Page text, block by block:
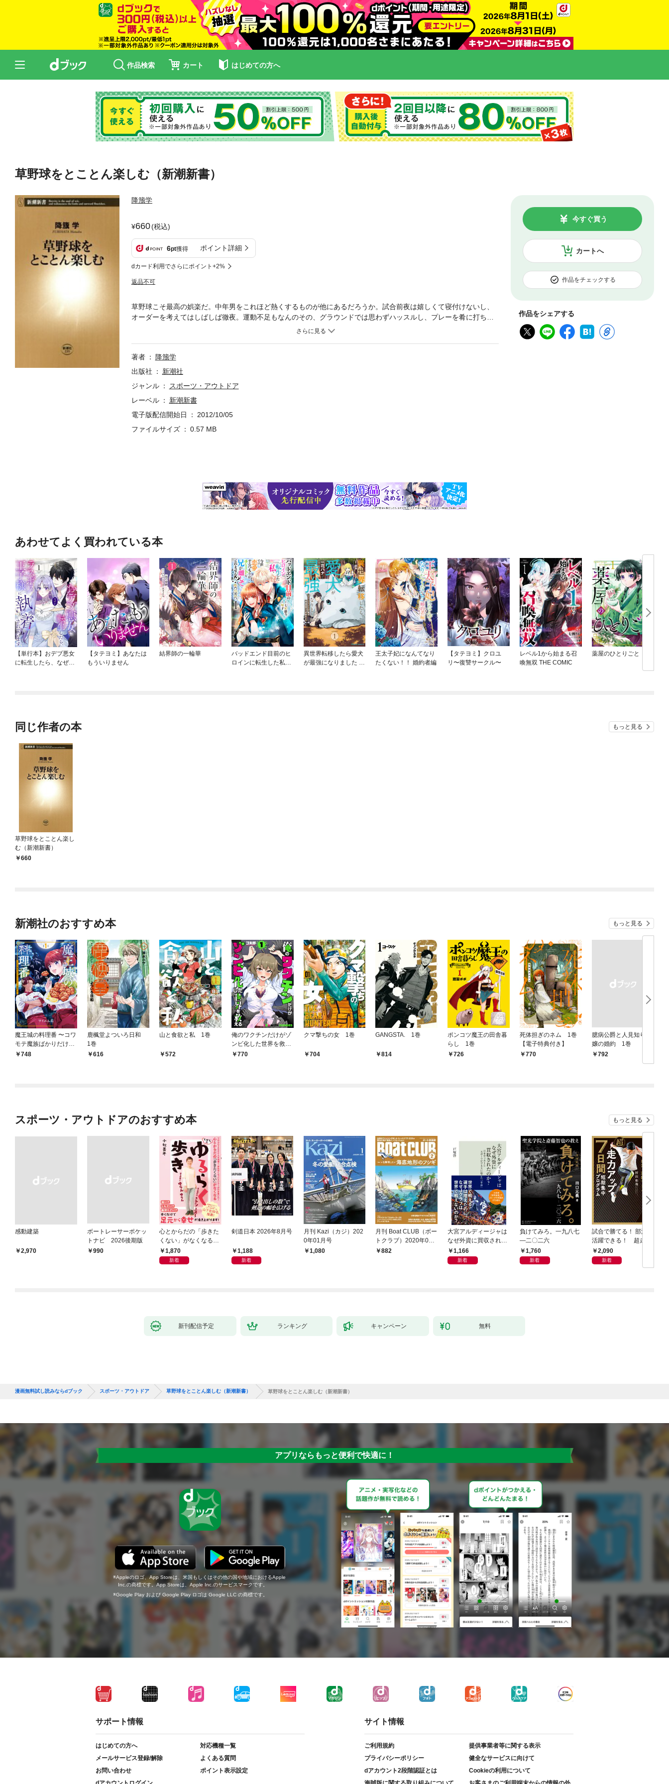
作品検索 カート はじめての方へ
草野球をとことん楽しむ（新潮新書）
降籏学
660(税込)
6pt獲得 ポイント詳細
dカード利用でさらにポイント+2%
返品不可
カートへ
今すぐ買う
作品をチェックする
作品をシェアする
草野球こそ最高の娯楽だ。中年男をこれほど熱くするものが他にあるだろうか。試合前夜は嬉しくて寝付けないし、
オーダーを考えてはしばしば徹夜。運動不足もなんのその、グラウンドでは思わずハッスルし、プレーを肴に打ち上
げは大盛り上がり。果ては試合後に新聞まで作ってしまう……。二つのチームでプレーする著者が語る「草野球の楽
著者
降籏学
出版社
新潮社
ジャンル
スポーツ・アウトドア
レーベル
新潮新書
電子版配信開始日
2012/10/05
ファイルサイズ
0.57 MB
あわせてよく買われている本
【単行本】おデブ悪女
に転生したら、なぜか
【タテヨミ】あなたは
もういりません
結界師の一輪華
バッドエンド目前のヒ
ロインに転生した私、
異世界転移したら愛犬
が最強になりました ～
王太子妃になんてなり
たくない！！ 婚約者編
【タテヨミ】クロユ
リ〜復讐サークル〜
レベル1から始まる召
喚無双 THE COMIC
薬屋のひとりごと
同じ作者の本 もっと見る
草野球をとことん楽し
む（新潮新書）
660
新潮社のおすすめ本 もっと見る
魔王城の料理番 〜コワ
モテ魔族ばかりだけ
ど、ホワイトな職場で
748
鹿楓堂よついろ日和
1巻
616
山と食欲と私 1巻
572
俺のワクチンだけがゾ
ンビ化した世界を救え
る 1巻
770
クマ撃ちの女 1巻
704
GANGSTA. 1巻
814
ポンコツ魔王の田舎暮
らし 1巻
726
死体担ぎのネム 1巻
【電子特典付き】
770
臆病公爵と人見知り令
嬢の婚約 1巻
￥792
スポーツ・アウトドアのおすすめ本 もっと見る
感動建築
￥2,970
ボートレーサーポケッ
トナビ 2026後期版
￥990
心とからだの「歩きた
くない」がなくなる
らせん流 ゆるらく歩
き
1,870
新着
剣道日本 2026年8月号
1,188
新着
月刊 Kazi（カジ）202
0年01月号
1,080
月刊 Boat CLUB（ボー
トクラブ）2020年02
月号882
大宮アルディージャは
なぜ外資に買収された
のか？～日本サッカー
とスポーツビジネスに
1,166
新着
負けてみろ。一九八七
―二〇二六
1,760
新着
試合で勝てる！ 部活で
活躍できる！ 超走力
アップ 7日間短期集中
プログラム
2,090
新着
新刊配信予定 ランキング キャンペーン 無料
漫画無料試し読みならdブック スポーツ・アウトドア 草野球をとことん楽しむ（新潮新書） 草野球をとことん楽しむ（新潮新書）
アプリならもっと便利で快適に！
Appleのロゴ、App Storeは、米国もしくはその他の国や地域におけるApple
Inc.の商標です。App Storeは、Apple Inc.のサービスマークです。
Google Play および Google Play ロゴは Google LLC の商標です。
サポート情報
はじめての方へ
対応機種一覧
メールサービス登録/解除
よくある質問
お問い合わせ
ポイント表示設定
サイト情報
ご利用規約
提供事業者等に関する表示
プライバシーポリシー
健全なサービスに向けて
dアカウント2段階認証とは
Cookieの利用について